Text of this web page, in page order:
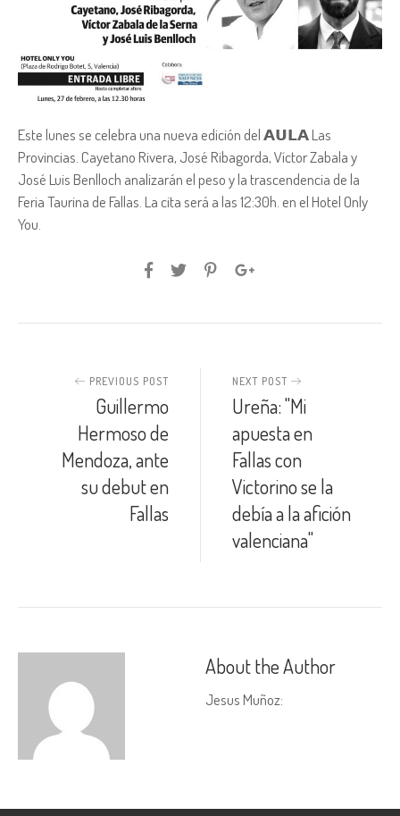
Este lunes se celebra una nueva edición del 𝗔𝗨𝗟𝗔 Las
Provincias. Cayetano Rivera, José Ribagorda, Víctor Zabala y
José Luis Benlloch analizarán el peso y la trascendencia de la
Feria Taurina de Fallas. La cita será a las 12:30h. en el Hotel Only
You.
PREVIOUS POST
Guillermo
Hermoso de
Mendoza, ante
su debut en
Fallas
NEXT POST
Ureña: "Mi
apuesta en
Fallas con
Victorino se la
debía a la afición
valenciana"
About the Author
Jesus Muñoz: